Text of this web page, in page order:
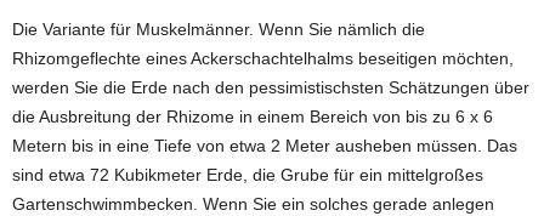
Die Variante für Muskelmänner. Wenn Sie nämlich die
Rhizomgeflechte eines Ackerschachtelhalms beseitigen möchten,
werden Sie die Erde nach den pessimistischsten Schätzungen über
die Ausbreitung der Rhizome in einem Bereich von bis zu 6 x 6
Metern bis in eine Tiefe von etwa 2 Meter ausheben müssen. Das
sind etwa 72 Kubikmeter Erde, die Grube für ein mittelgroßes
Gartenschwimmbecken. Wenn Sie ein solches gerade anlegen